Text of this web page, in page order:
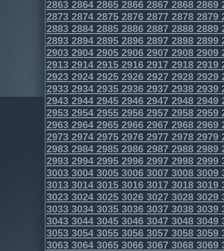
2863286428652866286728682869
2873287428752876287728782879
2883288428852886288728882889
2893289428952896289728982899
2903290429052906290729082909
2913291429152916291729182919
2923292429252926292729282929
2933293429352936293729382939
2943294429452946294729482949
2953295429552956295729582959
2963296429652966296729682969
2973297429752976297729782979
2983298429852986298729882989
2993299429952996299729982999
3003300430053006300730083009
3013301430153016301730183019
3023302430253026302730283029
3033303430353036303730383039
3043304430453046304730483049
3053305430553056305730583059
3063306430653066306730683069